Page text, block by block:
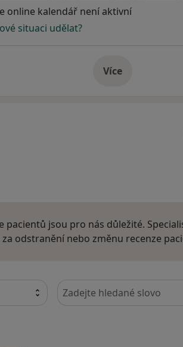
online kalendář není aktivní
situaci udělat?
Víceo adrese
pacientů jsou pro nás důležité.
odstranění nebo změnu recenze
Hledejte v názorech